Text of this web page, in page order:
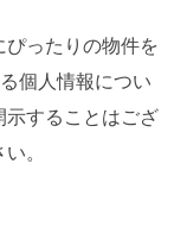
ぴったりの物件を
個人情報につい
示することはござ
。